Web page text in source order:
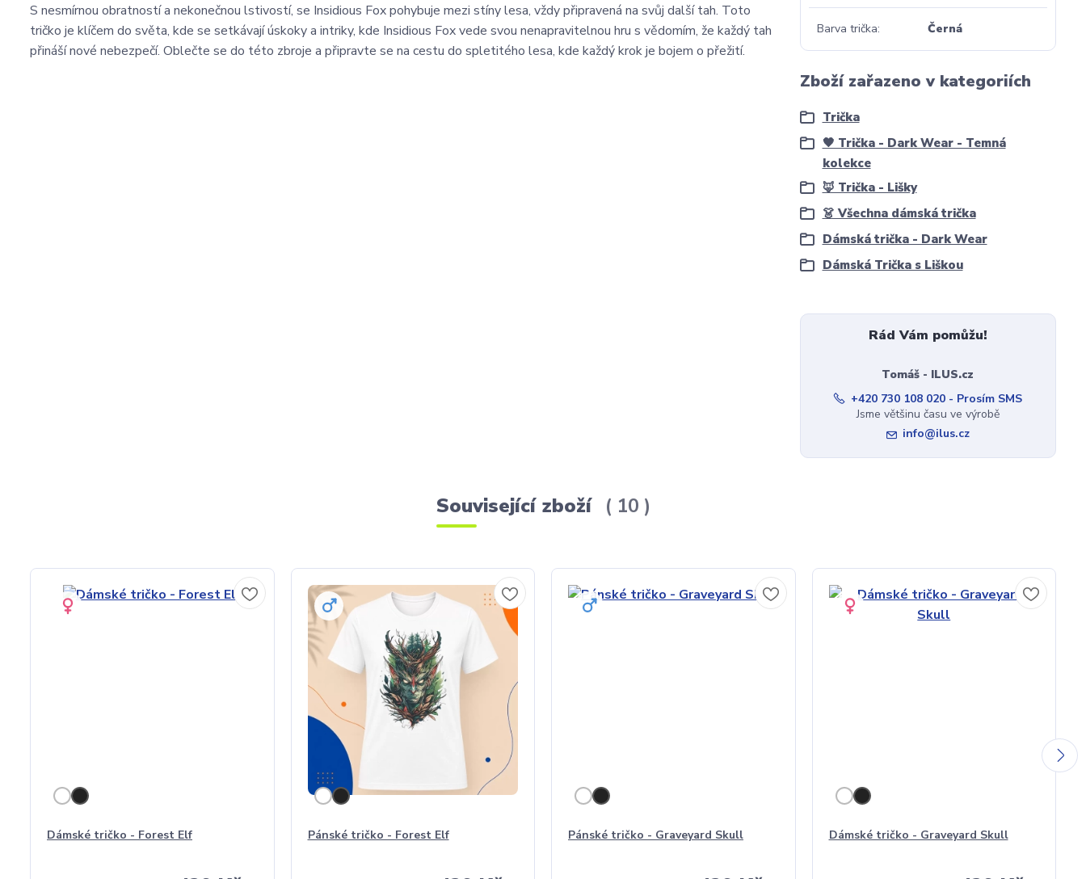
S nesmírnou obratností a nekonečnou lstivostí, se Insidious Fox pohybuje mezi stíny lesa, vždy připravená na svůj další tah. Toto
tričko je klíčem do světa, kde se setkávají úskoky a intriky, kde Insidious Fox vede svou nenapravitelnou hru s vědomím, že každý tah
přináší nové nebezpečí. Oblečte se do této zbroje a připravte se na cestu do spletitého lesa, kde každý krok je bojem o přežití.
Barva trička Černá
Zboží zařazeno v kategoriích
Trička
🖤 Trička - Dark Wear - Temná
kolekce
🦊 Trička - Lišky
👗 Všechna dámská trička
Dámská trička - Dark Wear
Dámská Trička s Liškou
Rád Vám pomůžu!
Tomáš - ILUS.cz
+420 730 108 020 - Prosím SMS
Jsme většinu času ve výrobě
info@ilus.cz
Související zboží 10
Dámské tričko - Forest Elf Pánské tričko - Forest Elf Pánské tričko - Graveyard Skull Dámské tričko - Graveyard Skull